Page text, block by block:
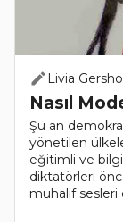
Livia
Nasıl
Şu an
yönetilen
eğitimli ve bilgi
diktatörleri
muhalif sesleri